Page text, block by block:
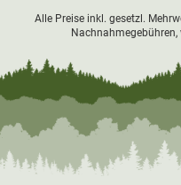
Alle Preise inkl. gesetzl.